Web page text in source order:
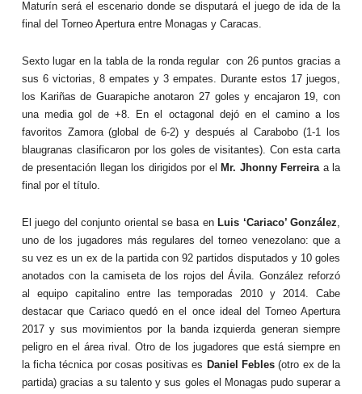
Maturín será el escenario donde se disputará el juego de ida de la
final del Torneo Apertura entre Monagas y Caracas.
Sexto lugar en la tabla de la ronda regular con 26 puntos gracias a
sus 6 victorias, 8 empates y 3 empates. Durante estos 17 juegos,
los Kariñas de Guarapiche anotaron 27 goles y encajaron 19, con
una media gol de +8. En el octagonal dejó en el camino a los
favoritos Zamora (global de 6-2) y después al Carabobo (1-1 los
blaugranas clasificaron por los goles de visitantes). Con esta carta
de presentación llegan los dirigidos por el
Mr. Jhonny Ferreira a la
final por el título.
El juego del conjunto oriental se basa en Luis ‘Cariaco’ González,
uno de los jugadores más regulares del torneo venezolano: que a
su vez es un ex de la partida con 92 partidos disputados y 10 goles
anotados con la camiseta de los rojos del Ávila. González reforzó
al equipo capitalino entre las temporadas 2010 y 2014. Cabe
destacar que Cariaco quedó en el once ideal del Torneo Apertura
2017 y sus movimientos por la banda izquierda generan siempre
peligro en el área rival. Otro de los jugadores que está siempre en
la ficha técnica por cosas positivas es Daniel Febles (otro ex de la
partida) gracias a su talento y sus goles el Monagas pudo superar a